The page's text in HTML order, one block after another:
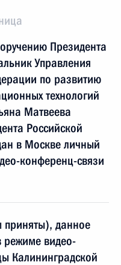
Президента
Управления
по развитию
технологий
Матвеева
Российской
в Москве личный
конференц-связи
приняты), данное
режиме видео-
Калининградской